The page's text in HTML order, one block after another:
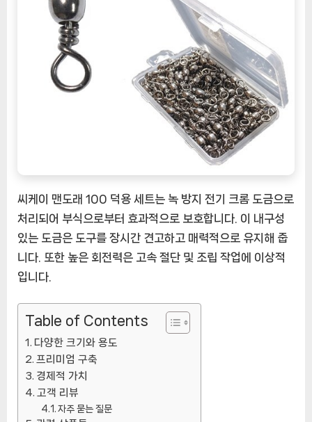
트
[EatingNOW
추
천
상
품]
씨케이 맨도래 100 덕용 세트는 녹 방지 전기 크롬 도금으로
처리되어 부식으로부터 효과적으로 보호합니다. 이 내구성
있는 도금은 도구를 장시간 견고하고 매력적으로 유지해 줍
니다. 또한 높은 회전력은 고속 절단 및 조립 작업에 이상적
입니다.
Table of Contents
다양한 크기와 용도
프리미엄 구축
경제적 가치
고객 리뷰
자주 묻는 질문